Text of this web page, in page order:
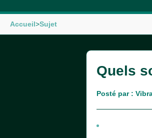
Accueil>Sujet
Quels
Posté par :